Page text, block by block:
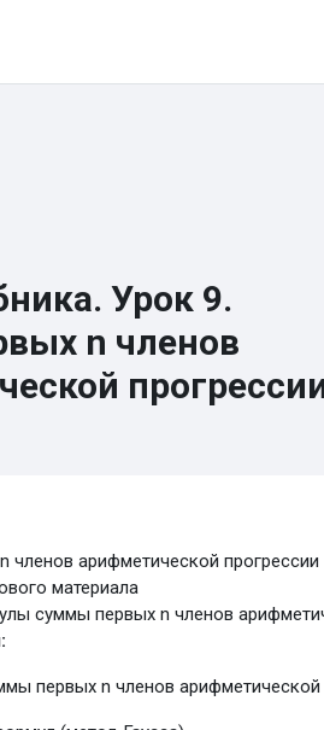
Урок 9.
n членов
членов арифметической прогрессии
материала
суммы первых n членов
первых n членов арифметической